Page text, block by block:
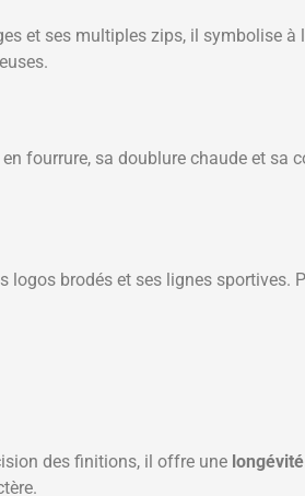
et ses multiples zips, il symbolise à
fourrure, sa doublure chaude et sa
logos brodés et ses lignes sportives.
des finitions, il offre une longévité